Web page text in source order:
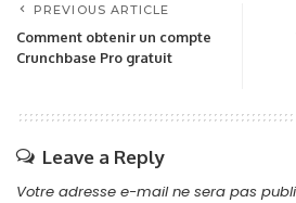
PREVIOUS ARTICLE
Comment obtenir un compte
Crunchbase Pro gratuit
Leave a Reply
Votre adresse e-mail ne sera pas